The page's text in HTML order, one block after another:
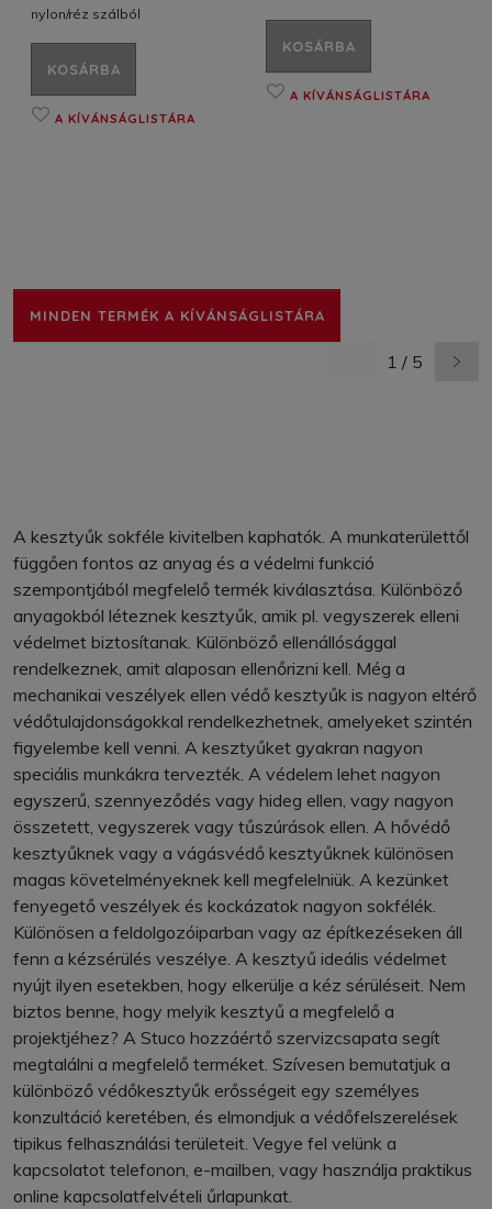
nylon/réz szálból
KOSÁRBA
A KÍVÁNSÁGLISTÁRA
KOSÁRBA
A KÍVÁNSÁGLISTÁRA
MINDEN TERMÉK A KÍVÁNSÁGLISTÁRA
1 / 5
A kesztyűk sokféle kivitelben kaphatók. A munkaterülettől
függően fontos az anyag és a védelmi funkció
szempontjából megfelelő termék kiválasztása. Különböző
anyagokból léteznek kesztyűk, amik pl. vegyszerek elleni
védelmet biztosítanak. Különböző ellenállósággal
rendelkeznek, amit alaposan ellenőrizni kell. Még a
mechanikai veszélyek ellen védő kesztyűk is nagyon eltérő
védőtulajdonságokkal rendelkezhetnek, amelyeket szintén
figyelembe kell venni. A kesztyűket gyakran nagyon
speciális munkákra tervezték. A védelem lehet nagyon
egyszerű, szennyeződés vagy hideg ellen, vagy nagyon
összetett, vegyszerek vagy tűszúrások ellen. A hővédő
kesztyűknek vagy a vágásvédő kesztyűknek különösen
magas követelményeknek kell megfelelniük. A kezünket
fenyegető veszélyek és kockázatok nagyon sokfélék.
Különösen a feldolgozóiparban vagy az építkezéseken áll
fenn a kézsérülés veszélye. A kesztyű ideális védelmet
nyújt ilyen esetekben, hogy elkerülje a kéz sérüléseit. Nem
biztos benne, hogy melyik kesztyű a megfelelő a
projektjéhez? A Stuco hozzáértő szervizcsapata segít
megtalálni a megfelelő terméket. Szívesen bemutatjuk a
különböző védőkesztyűk erősségeit egy személyes
konzultáció keretében, és elmondjuk a védőfelszerelések
tipikus felhasználási területeit. Vegye fel velünk a
kapcsolatot telefonon, e-mailben, vagy használja praktikus
online kapcsolatfelvételi űrlapunkat.